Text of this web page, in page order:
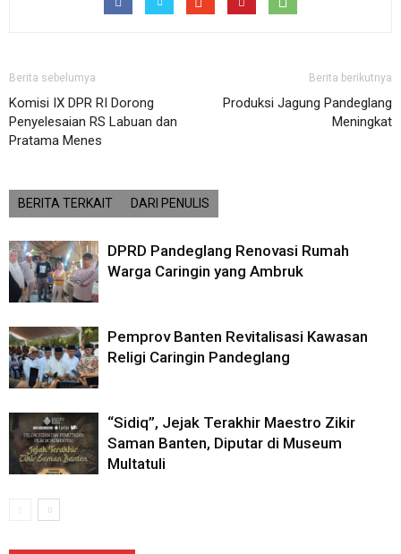
Berita sebelumya
Komisi IX DPR RI Dorong
Penyelesaian RS Labuan dan
Pratama Menes
Berita berikutnya
Produksi Jagung Pandeglang
Meningkat
BERITA TERKAIT DARI PENULIS
DPRD Pandeglang Renovasi Rumah
Warga Caringin yang Ambruk
Pemprov Banten Revitalisasi Kawasan
Religi Caringin Pandeglang
“Sidiq”, Jejak Terakhir Maestro Zikir
Saman Banten, Diputar di Museum
Multatuli